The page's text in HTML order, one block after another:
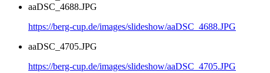
aaDSC_4688.JPG
https://berg-cup.de/images/slideshow/aaDSC_4688.JPG
aaDSC_4705.JPG
https://berg-cup.de/images/slideshow/aaDSC_4705.JPG